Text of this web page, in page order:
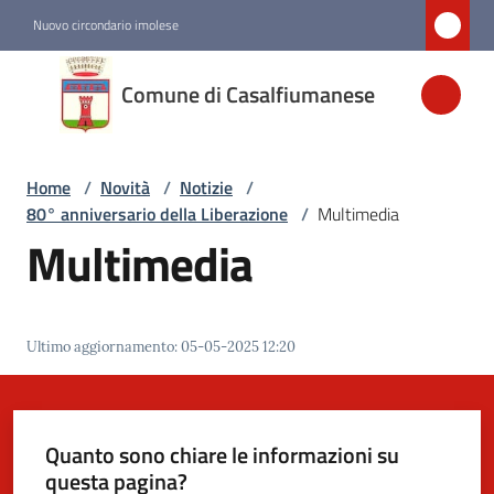
Nuovo circondario imolese
Comune di Casalfiumanese
Comune di
Casalfiumanese
Amministrazione
Novità
Menu selezionato
Servizi
Vivere
Home / Novità / Notizie /
80° anniversario della Liberazione / Multimedia
Multimedia
Ultimo aggiornamento:05-05-2025 12:20
Quanto sono chiare le informazioni su
questa pagina?